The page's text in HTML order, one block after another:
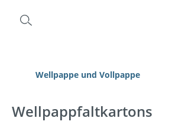
Wellpappe und Vollpappe
Wellpappfaltkartons